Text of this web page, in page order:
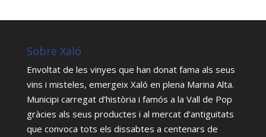
Sobre Xaló
Envoltat de les vinyes que han donat fama als seus
vins i misteles, emergeix Xaló en plena Marina Alta.
Municipi carregat d’història i famós a la Vall de Pop
gràcies als seus productes i al mercat d’antiguitats
que convoca tots els dissabtes a centenars de